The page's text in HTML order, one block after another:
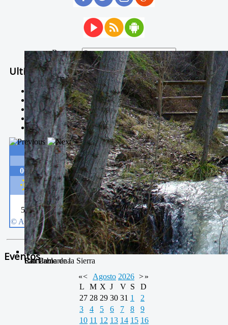
Buscar...
San Pablo
Camarena de la Sierra
Río Camarena
Ultimas Noticias
Solidaria carrera - 7 TÉRMINOS XTREM
Temporal de Febrero
Nevada Enero 2018
La estación de esquí de Javalambre abrirán este sábado
Larga vida a las escuelas
Eventos
«< Agosto 2026 >»
L
M X J V S
D
27 28 29 30 31 1
2
3
4 5 6 7 8
9
10 11 12 13 14 15 16